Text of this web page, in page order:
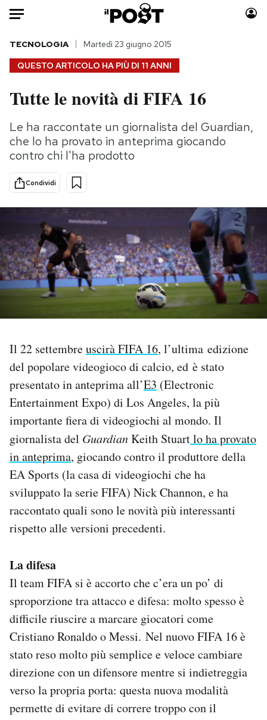
Auto
HOME
Italia
Politica
Tecnologia
Scienza
Economia
Sport
Moda
Consumismi
Storie/Idee
Altrecose
Mondiali calcio 2026
PODCAST
I MIEI PREFERITI
SHOP
AREA PERSONALE
Area Personale
Newsletter
Esci
QUESTO ARTICOLO HA PIÙ DI 11 ANNI
TECNOLOGIA Martedì 23 giugno 2015
Tutte le novità di FIFA 16
Le ha raccontate un giornalista del Guardian,
che lo ha provato in anteprima giocando
contro chi l'ha prodotto
Condividi
Il 22 settembreuscirà FIFA 16, l’ultima edizione
del popolare videogioco di calcio, ed è stato
presentato in anteprima all’E3 (Electronic
Entertainment Expo) di Los Angeles, la più
importante fiera di videogiochi al mondo. Il
giornalista del GuardianKeith Stuartlo ha provato
in anteprima, giocando contro il produttore della
EA Sports (la casa di videogiochi che ha
sviluppato la serie FIFA) Nick Channon, e ha
raccontato quali sono le novità più interessanti
rispetto alle versioni precedenti.
La difesa
Il team FIFA si è accorto che c’era un po’ di
sproporzione tra attacco e difesa: molto spesso è
difficile riuscire a marcare giocatori come
Cristiano Ronaldo o Messi. Nel nuovo FIFA 16 è
stato reso molto più semplice e veloce cambiare
direzione con un difensore mentre si indietreggia
verso la propria porta: questa nuova modalità
permette di evitare di correre troppo con il